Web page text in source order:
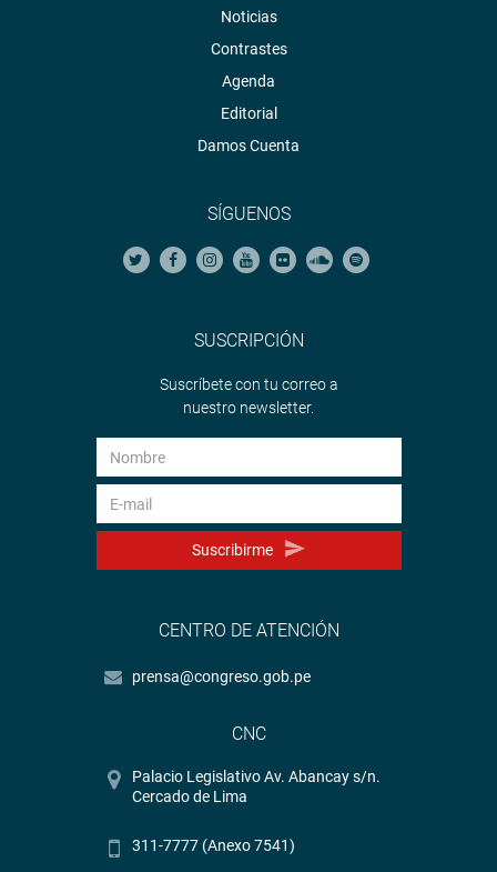
Noticias
Contrastes
Agenda
Editorial
Damos Cuenta
SÍGUENOS
SUSCRIPCIÓN
Suscríbete con tu correo a
nuestro newsletter.
Suscribirme
CENTRO DE ATENCIÓN
prensa@congreso.gob.pe
CNC
Palacio Legislativo Av. Abancay s/n.
Cercado de Lima
311-7777 (Anexo 7541)